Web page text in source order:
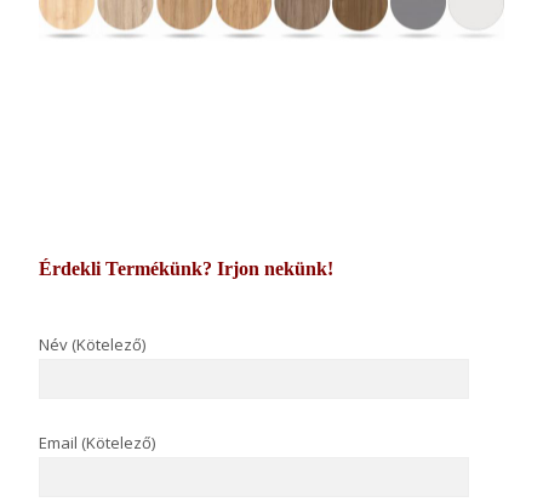
Érdekli Termékünk? Irjon nekünk!
Név (Kötelező)
Email (Kötelező)